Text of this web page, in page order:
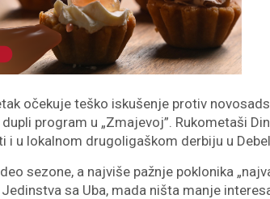
očekuje teško iskušenje protiv
program u „Zmajevoj”. Rukometaši
i u lokalnom drugoligaškom derbiju u
sezone, a najviše pažnje poklonika
sa Uba, mada ništa manje